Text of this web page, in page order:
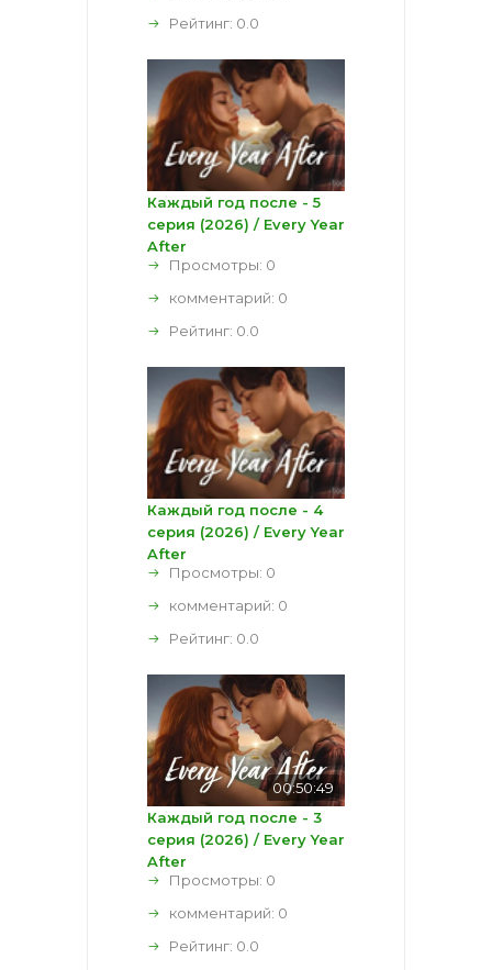
Рейтинг: 0.0
Каждый год после - 5
серия (2026) / Every Year
After
Просмотры: 0
комментарий: 0
Рейтинг: 0.0
Каждый год после - 4
серия (2026) / Every Year
After
Просмотры: 0
комментарий: 0
Рейтинг: 0.0
00:50:49
Каждый год после - 3
серия (2026) / Every Year
After
Просмотры: 0
комментарий: 0
Рейтинг: 0.0